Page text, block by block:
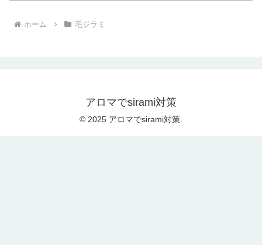
ホーム 毛ジラミ
アロマでsirami対策
© 2025 アロマでsirami対策.